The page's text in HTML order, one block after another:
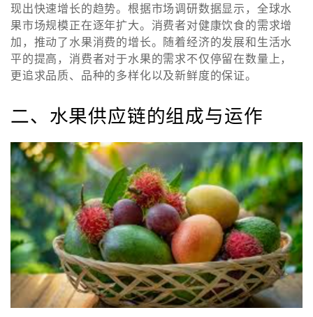
现出快速增长的趋势。根据市场调研数据显示，全球水
果市场规模正在逐年扩大。消费者对健康饮食的需求增
加，推动了水果消费的增长。随着经济的发展和生活水
平的提高，消费者对于水果的需求不仅停留在数量上，
更追求品质、品种的多样化以及新鲜度的保证。
二、水果供应链的组成与运作